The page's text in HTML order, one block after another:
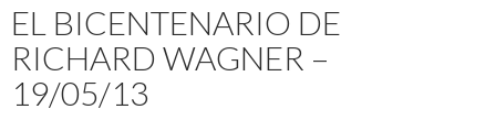
EL BICENTENARIO DE
RICHARD WAGNER –
19/05/13